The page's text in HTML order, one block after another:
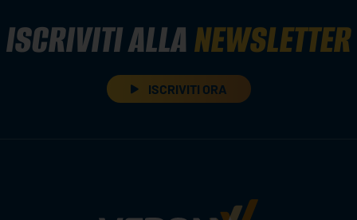
ISCRIVITI ALLANEWSLETTER
ISCRIVITI ORA